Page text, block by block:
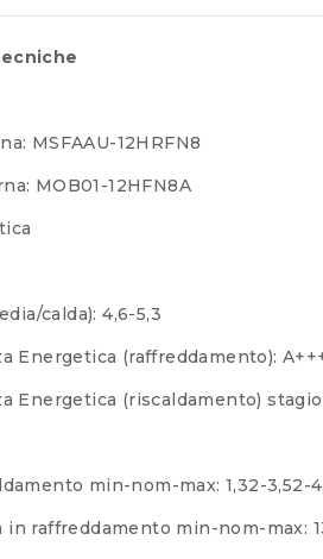
MSFAAU-12HRFN8
MOB01-12HFN8A
calda): 4,6-5,3
Energetica (raffreddamento):
Energetica (riscaldamento)
min-nom-max: 1,32-3,52-
in raffreddamento min-nom-max: